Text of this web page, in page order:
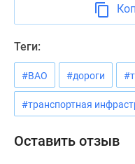
рынка
Покупателю
новостроек
Эксперты
Теги:
#ВАО #дороги
#транспортная
Оставить отзыв